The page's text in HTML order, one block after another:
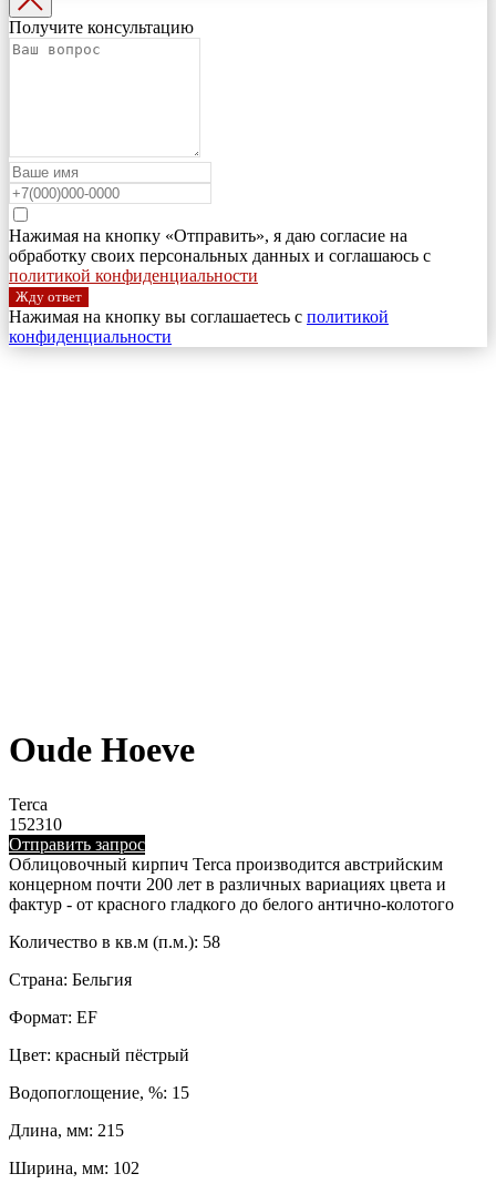
Получите консультацию
Нажимая на кнопку «Отправить», я даю согласие на
обработку своих персональных данных и соглашаюсь с
политикой конфиденциальности
Жду ответ
Нажимая на кнопку вы соглашаетесь с политикой
конфиденциальности
Oude Hoeve
Terca
152310
Отправить запрос
Облицовочный кирпич Terca производится австрийским
концерном почти 200 лет в различных вариациях цвета и
фактур - от красного гладкого до белого антично-колотого
Количество в кв.м (п.м.): 58
Страна: Бельгия
Формат: EF
Цвет: красный пёстрый
Водопоглощение, %: 15
Длина, мм: 215
Ширина, мм: 102